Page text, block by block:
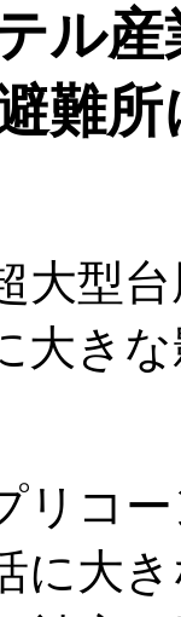
ル
難
大型
大き
リコ
に大